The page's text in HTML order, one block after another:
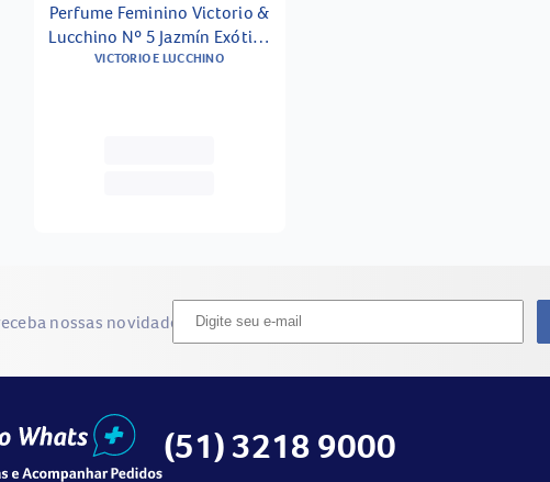
Perfume Feminino Victorio &
Lucchino Nº 5 Jazmín Exótico
Eau De Toilette 150ml
VICTORIO E LUCCHINO
nossas novidades
(51) 3218 9000